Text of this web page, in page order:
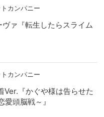
カンパニー
ァ『転生したらスライム
カンパニー
Ver.『かぐや様は告らせた
愛頭脳戦～』